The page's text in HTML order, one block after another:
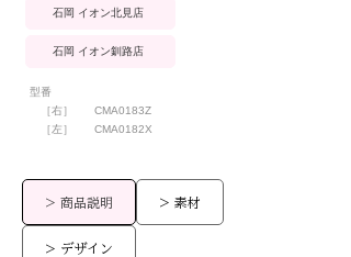
石岡 イオン北見店
石岡 イオン釧路店
型番
［右］
［左］
CMA0183Z
CMA0182X
> 商品説明 > 素材
> デザイン